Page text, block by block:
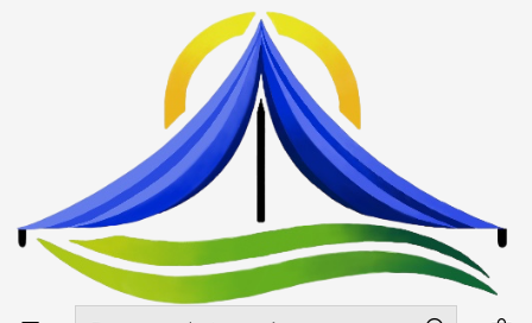
Envíos gratis desde $500.000 en Santiago
Politicas de Cambio
Politicas de Cambio
Al comprar productos impresos debe tener en
cuenta que estos no son cambiables salvo que
tengan un problema estructural que no tenga
relación con los impresos.